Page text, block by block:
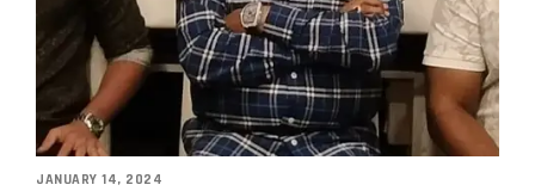
JANUARY 14, 2024